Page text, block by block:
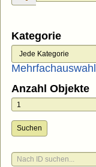
Kategorie
Mehrfachauswahl
Anzahl Objekte
Suchen